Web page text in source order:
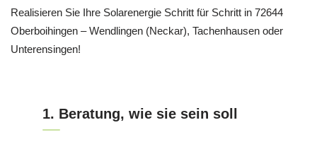
Realisieren Sie Ihre Solarenergie Schritt für Schritt in 72644
Oberboihingen – Wendlingen (Neckar), Tachenhausen oder
Unterensingen!
1. Beratung, wie sie sein soll